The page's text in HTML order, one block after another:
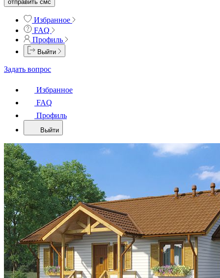
отправить смс
Избранное
FAQ
Профиль
Выйти
Задать вопрос
Избранное
FAQ
Профиль
Выйти